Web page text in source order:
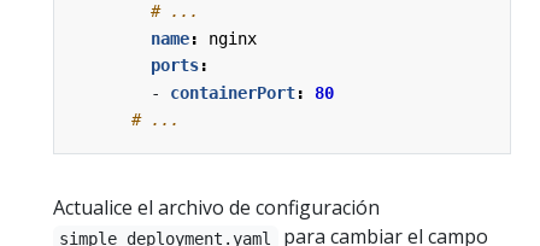
# ...
name:
nginx
ports:
- containerPort:
80
# ...
Actualice el archivo de configuración
simple_deployment.yaml para cambiar el campo